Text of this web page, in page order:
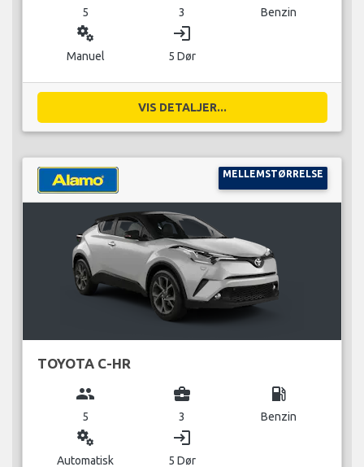
5 3 Benzin
miscellaneous_services
Manuel
login
5 Dør
VIS DETALJER...
MELLEMSTØRRELSE
TOYOTA C-HR
group
5
business_center
3
local_gas_station
Benzin
miscellaneous_services
Automatisk
login
5 Dør